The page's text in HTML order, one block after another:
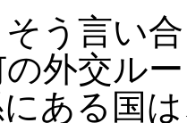
う言い
外交ル
ある国